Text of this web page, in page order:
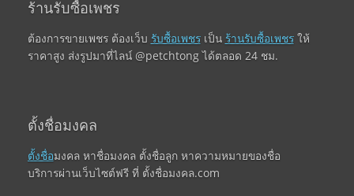
ร้านรับซื้อเพชร
ต้องการขายเพชร ต้องเว็บ รับซื้อเพชรเป็น ร้านรับซื้อเพชรให้
ราคาสูง ส่งรูปมาที่ไลน์ @petchtong ได้ตลอด 24 ชม.
ตั้งชื่อมงคล
ตั้งชื่อมงคล หาชื่อมงคล ตั้งชื่อลูก หาความหมายของชื่อ
บริการผ่านเว็บไซต์ฟรี ที่ ตั้งชื่อมงคล.com